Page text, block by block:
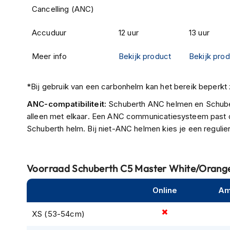
motorpak
Onderkleding
Koelvesten
Motorsokken
windcollars
onderkleding
Protectie
VoorraadSchuberth C5 Master White/
Online
XS (53-54cm)
Cancelling (ANC)
Accuduur 12 uur 13 uur
Meer info Bekijk product Bekijk
*Bij gebruik van een carbonhelm kan het bereik beperkt
ANC-compatibiliteit: Schuberth ANC helmen en
alleen met elkaar. Een ANC communicatiesysteem
Schuberth helm. Bij niet-ANC helmen kies je een